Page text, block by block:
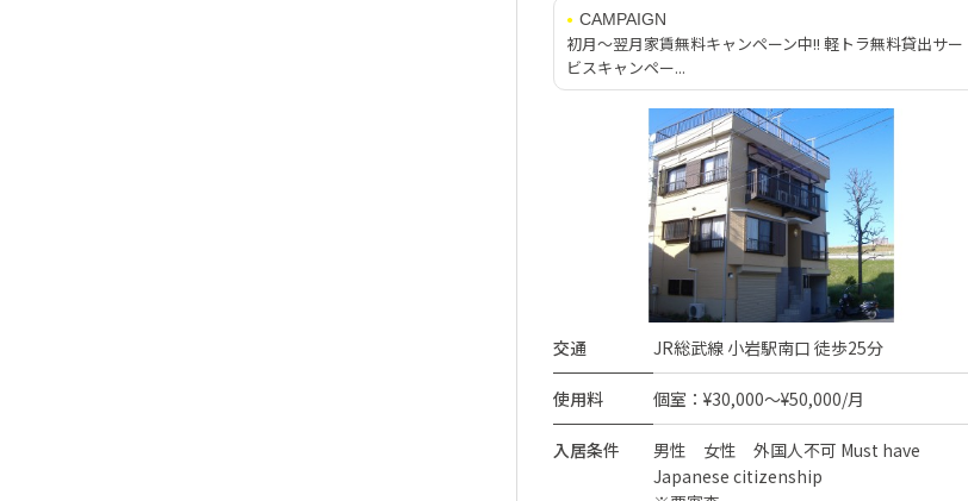
CAMPAIGN
初月～翌月家賃無料キャンペーン中!! 軽トラ無料貸出サー
ビスキャンペー...
交通 JR総武線 小岩駅南口 徒歩25分
使用料 個室：¥30,000～¥50,000/月
入居条件
男性 女性 外国人不可 Must have
Japanese citizenship